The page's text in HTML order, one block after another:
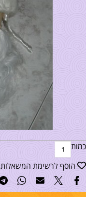
כמות
הוסף לרשימת המשאלות